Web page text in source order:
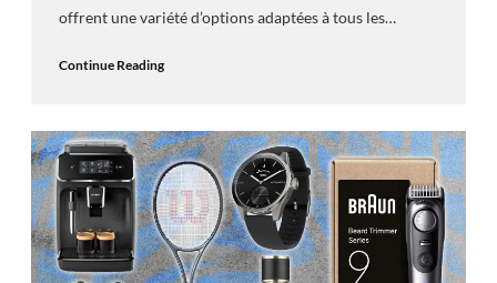
offrent une variété d’options adaptées à tous les…
Continue Reading